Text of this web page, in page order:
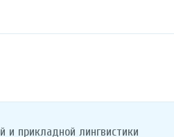
прикладной лингвистики